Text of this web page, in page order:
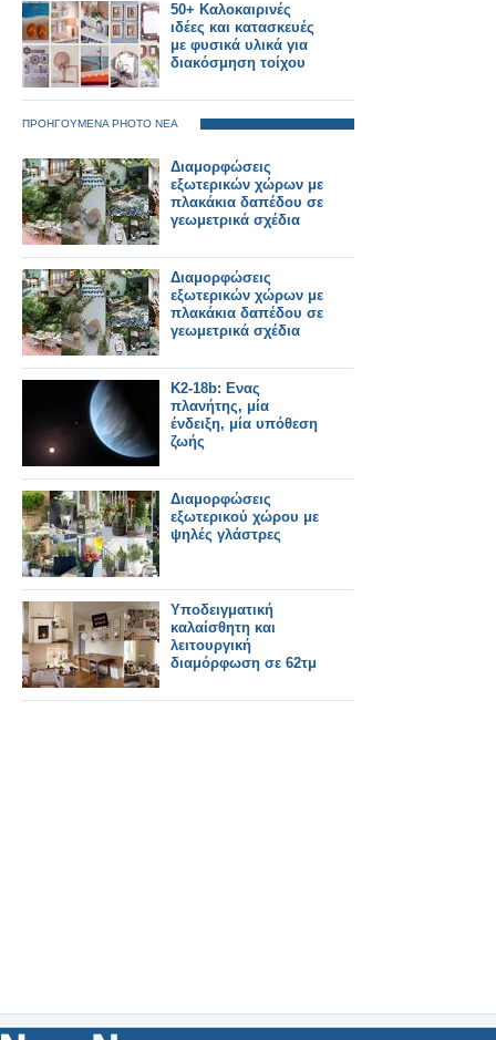
50+ Καλοκαιρινές
ιδέες και κατασκευές
με φυσικά υλικά για
διακόσμηση τοίχου
ΠΡΟΗΓΟΥΜΕΝΑ PHOTO ΝΕΑ
Διαμορφώσεις
εξωτερικών χώρων με
πλακάκια δαπέδου σε
γεωμετρικά σχέδια
Διαμορφώσεις
εξωτερικών χώρων με
πλακάκια δαπέδου σε
γεωμετρικά σχέδια
K2-18b: Ενας
πλανήτης, μία
ένδειξη, μία υπόθεση
ζωής
Διαμορφώσεις
εξωτερικού χώρου με
ψηλές γλάστρες
Υποδειγματική
καλαίσθητη και
λειτουργική
διαμόρφωση σε 62τμ